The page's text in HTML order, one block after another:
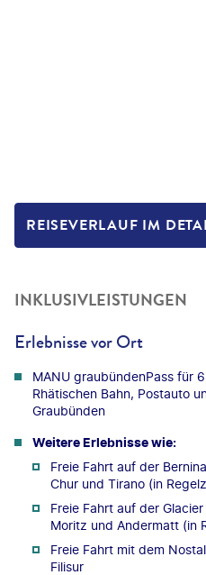
REISEVERLAUF IM
INKLUSIVLEISTUNGEN
Erlebnisse vor Ort
MANU graubündenPass für
Rhätischen Bahn, Postauto
Graubünden
Weitere Erlebnisse wie:
Freie Fahrt auf der
Chur und Tirano (in
Freie Fahrt auf der
Moritz und Andermatt (in
Freie Fahrt mit dem
Filisur